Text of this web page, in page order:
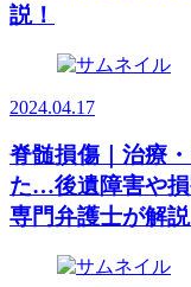
説！
2024.04.17
脊髄損傷｜治療
た…後遺障害や
専門弁護士が解説